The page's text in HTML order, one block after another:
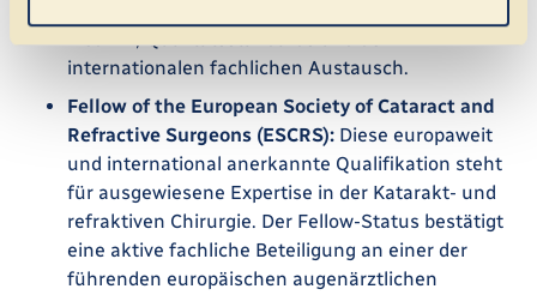
internationalen fachlichen Austausch.
Fellow of the European Society of Cataract and
Refractive Surgeons (ESCRS): Diese europaweit
und international anerkannte Qualifikation steht
für ausgewiesene Expertise in der Katarakt- und
refraktiven Chirurgie. Der Fellow-Status bestätigt
eine aktive fachliche Beteiligung an einer der
führenden europäischen augenärztlichen